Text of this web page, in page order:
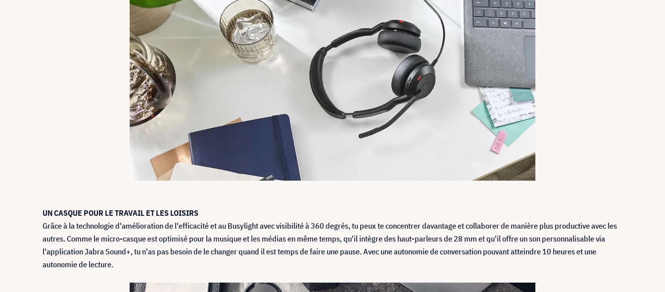
UN CASQUE POUR LE TRAVAIL ET LES LOISIRS
Grâce à la technologie d'amélioration de l'efficacité et au Busylight avec visibilité à 360 degrés, tu peux te concentrer davantage et collaborer de manière plus productive avec les
autres. Comme le micro-casque est optimisé pour la musique et les médias en même temps, qu'il intègre des haut-parleurs de 28 mm et qu'il offre un son personnalisable via
l'application Jabra Sound+, tu n'as pas besoin de le changer quand il est temps de faire une pause. Avec une autonomie de conversation pouvant atteindre 10 heures et une
autonomie de lecture.